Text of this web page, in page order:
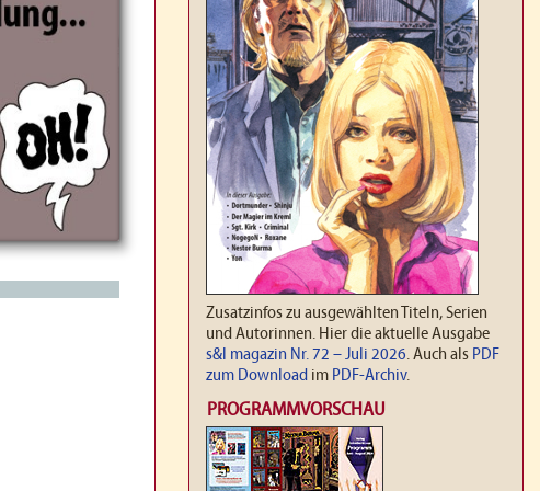
Zusatzinfos zu ausgewählten Titeln, Serien
und Autorinnen. Hier die aktuelle Ausgabe
s&l magazin Nr. 72 – Juli 2026. Auch als PDF
zum Download im PDF-Archiv.
PROGRAMMVORSCHAU